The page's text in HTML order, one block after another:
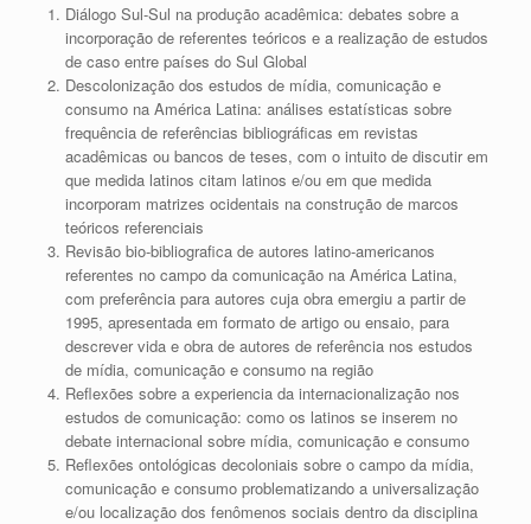
Diálogo Sul-Sul na produção acadêmica: debates sobre a
incorporação de referentes teóricos e a realização de estudos
de caso entre países do Sul Global
Descolonização dos estudos de mídia, comunicação e
consumo na América Latina: análises estatísticas sobre
frequência de referências bibliográficas em revistas
acadêmicas ou bancos de teses, com o intuito de discutir em
que medida latinos citam latinos e/ou em que medida
incorporam matrizes ocidentais na construção de marcos
teóricos referenciais
Revisão bio-bibliografica de autores latino-americanos
referentes no campo da comunicação na América Latina,
com preferência para autores cuja obra emergiu a partir de
1995, apresentada em formato de artigo ou ensaio, para
descrever vida e obra de autores de referência nos estudos
de mídia, comunicação e consumo na região
Reflexões sobre a experiencia da internacionalização nos
estudos de comunicação: como os latinos se inserem no
debate internacional sobre mídia, comunicação e consumo
Reflexões ontológicas decoloniais sobre o campo da mídia,
comunicação e consumo problematizando a universalização
e/ou localização dos fenômenos sociais dentro da disciplina